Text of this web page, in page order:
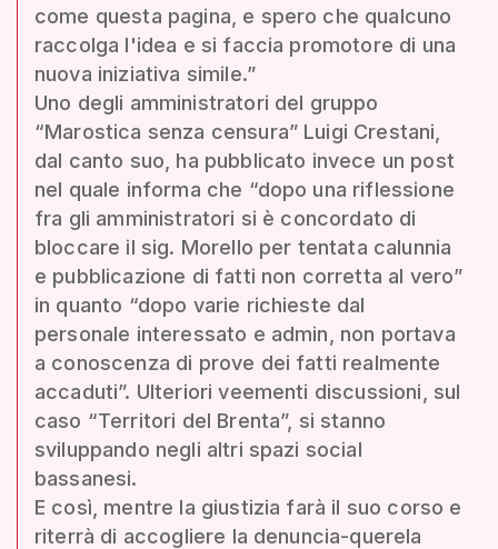
come questa pagina, e spero che qualcuno
raccolga l'idea e si faccia promotore di una
nuova iniziativa simile.”
Uno degli amministratori del gruppo
“Marostica senza censura” Luigi Crestani,
dal canto suo, ha pubblicato invece un post
nel quale informa che “dopo una riflessione
fra gli amministratori si è concordato di
bloccare il sig. Morello per tentata calunnia
e pubblicazione di fatti non corretta al vero”
in quanto “dopo varie richieste dal
personale interessato e admin, non portava
a conoscenza di prove dei fatti realmente
accaduti”. Ulteriori veementi discussioni, sul
caso “Territori del Brenta”, si stanno
sviluppando negli altri spazi social
bassanesi.
E così, mentre la giustizia farà il suo corso e
riterrà di accogliere la denuncia-querela